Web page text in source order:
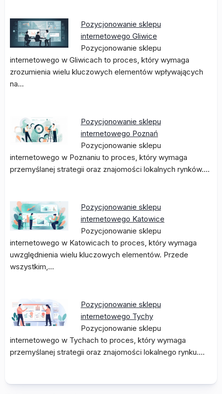
Pozycjonowanie sklepu
internetowego Gliwice
Pozycjonowanie sklepu
internetowego w Gliwicach to proces, który wymaga
zrozumienia wielu kluczowych elementów wpływających
na…
Pozycjonowanie sklepu
internetowego Poznań
Pozycjonowanie sklepu
internetowego w Poznaniu to proces, który wymaga
przemyślanej strategii oraz znajomości lokalnych rynków.…
Pozycjonowanie sklepu
internetowego Katowice
Pozycjonowanie sklepu
internetowego w Katowicach to proces, który wymaga
uwzględnienia wielu kluczowych elementów. Przede
wszystkim,…
Pozycjonowanie sklepu
internetowego Tychy
Pozycjonowanie sklepu
internetowego w Tychach to proces, który wymaga
przemyślanej strategii oraz znajomości lokalnego rynku.…